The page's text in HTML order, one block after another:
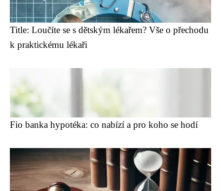
Title: Loučíte se s dětským lékařem? Vše o přechodu
k praktickému lékaři
Fio banka hypotéka: co nabízí a pro koho se hodí